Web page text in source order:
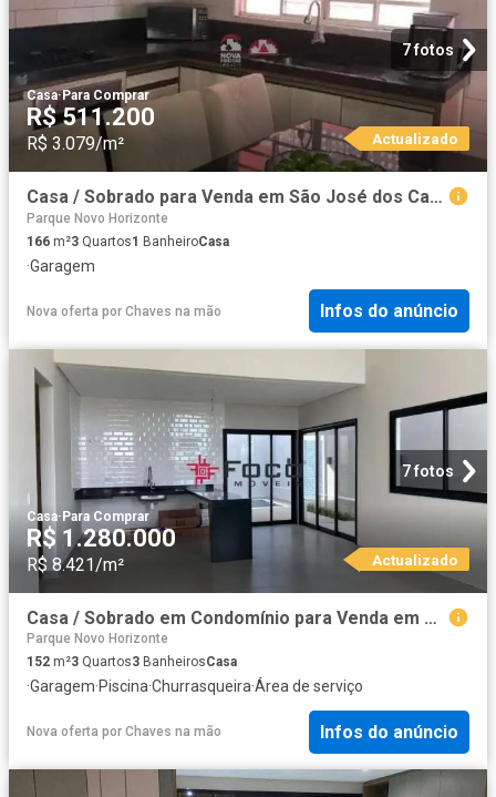
7 fotos
Casa·Para Comprar
R$ 511.200
R$ 3.079/m² Actualizado
Casa / Sobrado para Venda em São José dos Campos/SP Campos de São José 3 Quartos
Parque Novo Horizonte
166 m²3 Quartos1 BanheiroCasa
·Garagem
Nova oferta por Chaves na mão Infos do anúncio
7 fotos
Casa·Para Comprar
R$ 1.280.000
R$ 8.421/m² Actualizado
Casa / Sobrado em Condomínio para Venda em São José dos Campos/SP Loteamento Floresta 3 Quartos
Parque Novo Horizonte
152 m²3 Quartos3 BanheirosCasa
·Garagem·Piscina·Churrasqueira·Área de serviço
Nova oferta por Chaves na mão Infos do anúncio